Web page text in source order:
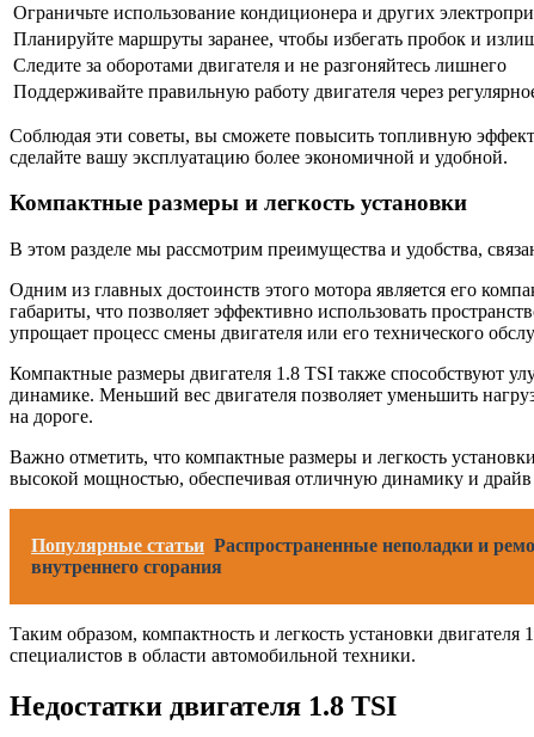
Ограничьте использование кондиционера и других
Планируйте маршруты заранее, чтобы избегать пробок и
Следите за оборотами двигателя и не разгоняйтесь лишнего
Поддерживайте правильную работу двигателя через
Соблюдая эти советы, вы сможете повысить топливную
сделайте вашу эксплуатацию более экономичной и удобной.
Компактные размеры и легкость установки
В этом разделе мы рассмотрим преимущества и удобства,
Одним из главных достоинств этого мотора является его
габариты, что позволяет эффективно использовать
упрощает процесс смены двигателя или его технического
Компактные размеры двигателя 1.8 TSI также способствуют
динамике. Меньший вес двигателя позволяет уменьшить
на дороге.
Важно отметить, что компактные размеры и легкость
высокой мощностью, обеспечивая отличную динамику и
Популярные статьи Распространенные неполадки и
внутреннего сгорания
Таким образом, компактность и легкость установки
специалистов в области автомобильной техники.
Недостатки двигателя 1.8 TSI